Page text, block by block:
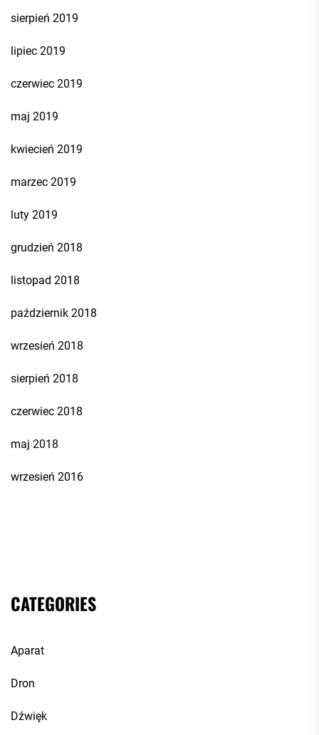
sierpień 2019
lipiec 2019
czerwiec 2019
maj 2019
kwiecień 2019
marzec 2019
luty 2019
grudzień 2018
listopad 2018
październik 2018
wrzesień 2018
sierpień 2018
czerwiec 2018
maj 2018
wrzesień 2016
CATEGORIES
Aparat
Dron
Dźwięk